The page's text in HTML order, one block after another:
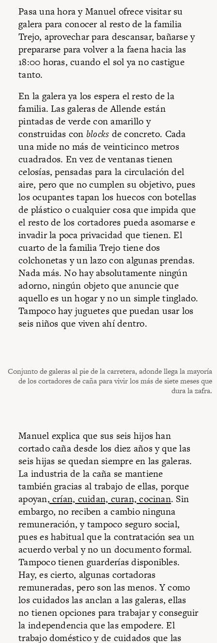
Pasa una hora y Manuel ofrece visitar su
galera para conocer al resto de la familia
Trejo, aprovechar para descansar, bañarse y
prepararse para volver a la faena hacia las
18:00 horas, cuando el sol ya no castigue
tanto.
En la galera ya los espera el resto de la
familia. Las galeras de Allende están
pintadas de verde con amarillo y
construidas con blocks de concreto. Cada
una mide no más de veinticinco metros
cuadrados. En vez de ventanas tienen
celosías, pensadas para la circulación del
aire, pero que no cumplen su objetivo, pues
los ocupantes tapan los huecos con botellas
de plástico o cualquier cosa que impida que
el resto de los cortadores pueda asomarse e
invadir la poca privacidad que tienen. El
cuarto de la familia Trejo tiene dos
colchonetas y un lazo con algunas prendas.
Nada más. No hay absolutamente ningún
adorno, ningún objeto que anuncie que
aquello es un hogar y no un simple tinglado.
Tampoco hay juguetes que puedan usar los
seis niños que viven ahí dentro.
Conjunto de galeras al pie de la carretera, adonde llega la mayoría
de los cortadores de caña para vivir los más de siete meses que
dura la zafra.
Manuel explica que sus seis hijos han
cortado caña desde los diez años y que las
seis hijas se quedan siempre en las galeras.
La industria de la caña se mantiene
también gracias al trabajo de ellas, porque
apoyan, crían, cuidan, curan, cocinan. Sin
embargo, no reciben a cambio ninguna
remuneración, y tampoco seguro social,
pues es habitual que la contratación sea un
acuerdo verbal y no un documento formal.
Tampoco tienen guarderías disponibles.
Hay, es cierto, algunas cortadoras
remuneradas, pero son las menos. Y como
los cuidados las anclan a las galeras, ellas
no tienen opciones para trabajar y conseguir
la independencia que las empodere. El
trabajo doméstico y de cuidados que las